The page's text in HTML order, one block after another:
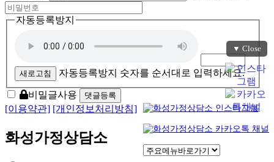
▼ Close
자동등록방지
새로고침 자동등록방지 숫자를 순서대로 입력하세요.
비밀글사용
[이용약관] [개인정보처리방침]
화성가정상담소